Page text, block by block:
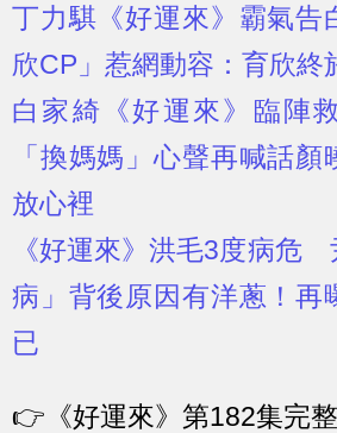
丁力騏《好運來》霸氣告
欣CP」惹網動容：育欣終
白家綺《好運來》臨陣
「換媽媽」心聲再喊話
放心裡
《好運來》洪毛3度病危
病」背後原因有洋蔥！再
已
👉 《好運來》第182集完